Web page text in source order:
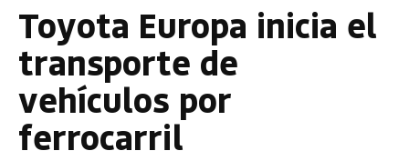
Toyota Europa inicia el
transporte de
vehículos por
ferrocarril